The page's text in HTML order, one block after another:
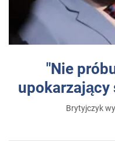
"Nie
upokarzający
Brytyjczyk